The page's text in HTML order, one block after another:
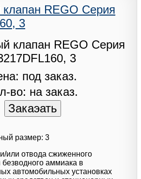
REGO Серия
3
под заказ.
во: на заказ.
размер: 3
или отвода сжиженного
безводного аммиака в
автомобильных установках